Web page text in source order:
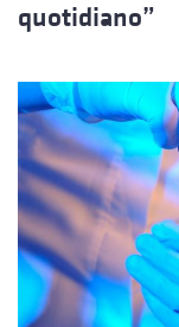
quotidiano”